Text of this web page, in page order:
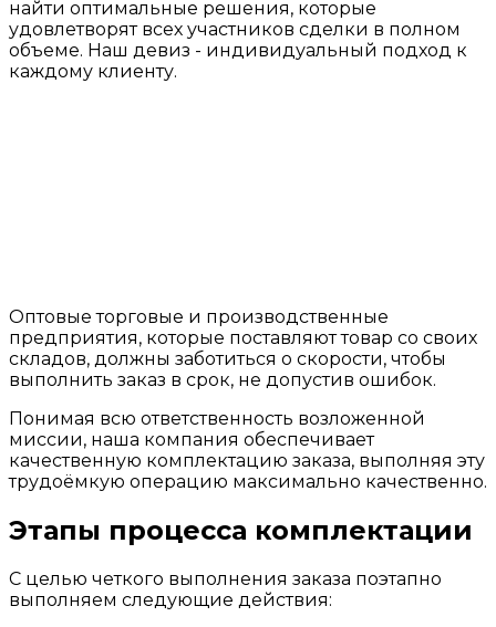
найти оптимальные решения, которые
удовлетворят всех участников сделки в полном
объеме. Наш девиз - индивидуальный подход к
каждому клиенту.
Оптовые торговые и производственные
предприятия, которые поставляют товар со своих
складов, должны заботиться о скорости, чтобы
выполнить заказ в срок, не допустив ошибок.
Понимая всю ответственность возложенной
миссии, наша компания обеспечивает
качественную комплектацию заказа, выполняя эту
трудоёмкую операцию максимально качественно.
Этапы процесса комплектации
С целью четкого выполнения заказа поэтапно
выполняем следующие действия: